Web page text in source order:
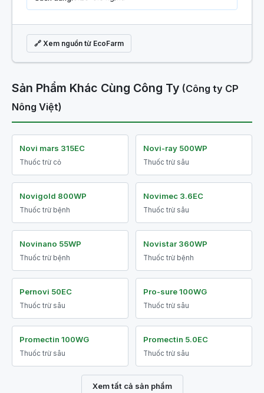
🔗 Xem nguồn từ EcoFarm
Sản Phẩm Khác Cùng Công Ty (Công ty CP
Nông Việt)
Novi mars 315EC
Thuốc trừ cỏ
Novi-ray 500WP
Thuốc trừ sâu
Novigold 800WP
Thuốc trừ bệnh
Novimec 3.6EC
Thuốc trừ sâu
Novinano 55WP
Thuốc trừ bệnh
Novistar 360WP
Thuốc trừ bệnh
Pernovi 50EC
Thuốc trừ sâu
Pro-sure 100WG
Thuốc trừ sâu
Promectin 100WG
Thuốc trừ sâu
Promectin 5.0EC
Thuốc trừ sâu
Xem tất cả sản phẩm